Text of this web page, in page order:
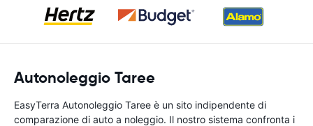
Autonoleggio Taree
EasyTerra Autonoleggio Taree è un sito indipendente di
comparazione di auto a noleggio. Il nostro sistema confronta i